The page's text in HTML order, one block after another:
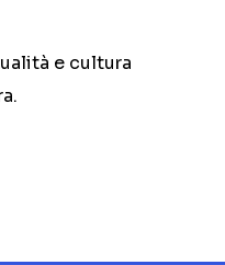
e cultura